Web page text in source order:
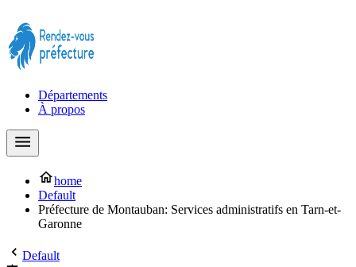
Départements
À propos
home
Default
Préfecture de Montauban: Services administratifs en Tarn-et-
Garonne
Default